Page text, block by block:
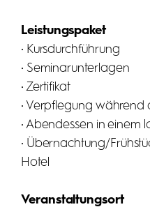
Leistungspaket
• Kursdurchführung
• Seminarunterlagen
• Zertifikat
• Verpflegung während
• Abendessen in einem
• Übernachtung/
Hotel
Veranstaltungsort